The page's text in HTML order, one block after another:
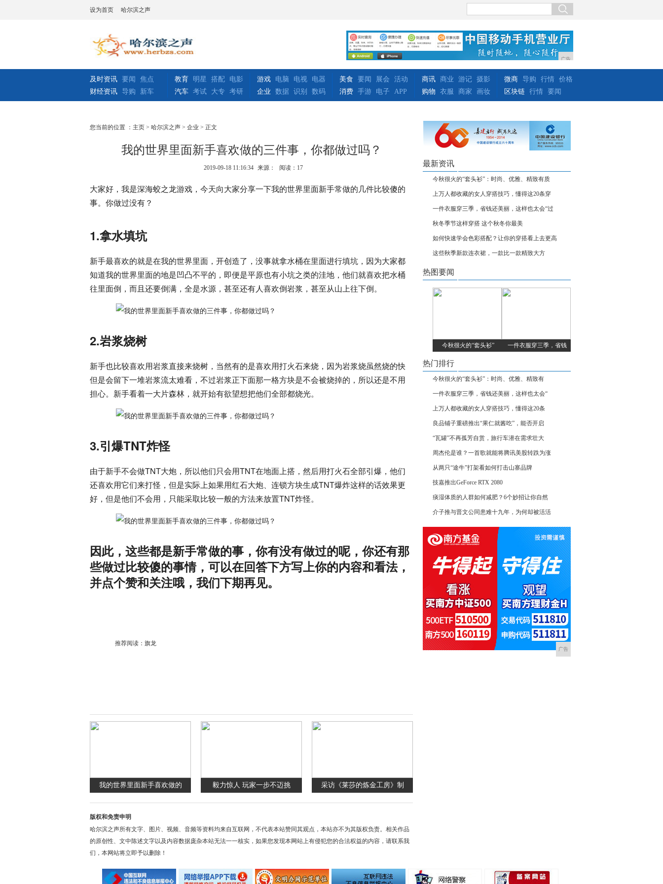
设为首页 哈尔滨之声
广告
及时资讯 要闻
焦点
财经资讯 导购 新车
教育 明星 搭配
电影
汽车 考试 大专 考研
游戏 电脑 电视
电器
企业
数据 识别 数码
美食 要闻 展会
活动
消费 手游 电子 APP
商讯 商业 游记 摄影
购物
衣服 商家 画妆
微商 导购 行情 价格
区块链 行情 要闻
您当前的位置 ： 主页 > 哈尔滨之声 > 企业 > 正文
我的世界里面新手喜欢做的三件事，你都做过吗？
2019-09-18 11:16:34 来源： 阅读：17
大家好，我是深海蛟之龙游戏，今天向大家分享一下我的世界里面新手常做的几件比较傻的
事。你做过没有？
1.拿水填坑
新手最喜欢的就是在我的世界里面，开创造了，没事就拿水桶在里面进行填坑，因为大家都
知道我的世界里面的地是凹凸不平的，即便是平原也有小坑之类的洼地，他们就喜欢把水桶
往里面倒，而且还要倒满，全是水源，甚至还有人喜欢倒岩浆，甚至从山上往下倒。
2.岩浆烧树
新手也比较喜欢用岩浆直接来烧树，当然有的是喜欢用打火石来烧，因为岩浆烧虽然烧的快
但是会留下一堆岩浆流太难看，不过岩浆正下面那一格方块是不会被烧掉的，所以还是不用
担心。新手看着一大片森林，就开始有欲望想把他们全部都烧光。
3.引爆TNT炸怪
由于新手不会做TNT大炮，所以他们只会用TNT在地面上搭，然后用打火石全部引爆，他们
还喜欢用它们来打怪，但是实际上如果用红石大炮、连锁方块生成TNT爆炸这样的话效果更
好，但是他们不会用，只能采取比较一般的方法来放置TNT炸怪。
因此，这些都是新手常做的事，你有没有做过的呢，你还有那
些做过比较傻的事情，可以在回答下方写上你的内容和看法，
并点个赞和关注哦，我们下期再见。
推荐阅读： 旗龙
我的世界里面新手喜欢做的 毅力惊人 玩家一步不迈挑 采访《莱莎的炼金工房》制
版权和免责申明
哈尔滨之声所有文字、图片、视频、音频等资料均来自互联网，不代表本站赞同其观点，本站亦不为其版权负责。相关作品
的原创性、文中陈述文字以及内容数据庞杂本站无法一一核实，如果您发现本网站上有侵犯您的合法权益的内容，请联系我
们，本网站将立即予以删除！
最新资讯
今秋很火的“套头衫”：时尚、优雅、精致有质
上万人都收藏的女人穿搭技巧，懂得这20条穿
一件衣服穿三季，省钱还美丽，这样也太会“过
秋冬季节这样穿搭 这个秋冬你最美
如何快速学会色彩搭配？让你的穿搭看上去更高
这些秋季新款连衣裙，一款比一款精致大方
热图要闻
今秋很火的“套头衫” 一件衣服穿三季，省钱
热门排行
今秋很火的“套头衫”：时尚、优雅、精致有
一件衣服穿三季，省钱还美丽，这样也太会“
上万人都收藏的女人穿搭技巧，懂得这20条
良品铺子重磅推出“果仁就酱吃”，能否开启
“瓦罐”不再孤芳自赏，旅行车潜在需求壮大
周杰伦是谁？一首歌就能将腾讯美股转跌为涨
从两只“途牛”打架看如何打击山寨品牌
技嘉推出GeForce RTX 2080
痰湿体质的人群如何减肥？6个妙招让你自然
介子推与晋文公同患难十九年，为何却被活活
广告